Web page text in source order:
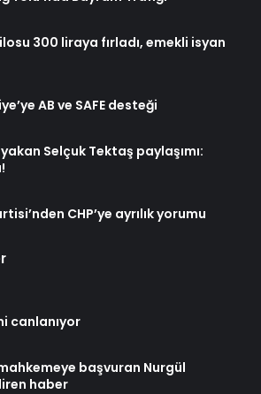
300 liraya fırladı, emekli isyan
AB ve SAFE desteği
Selçuk Tektaş paylaşımı:
CHP’ye ayrılık yorumu
canlanıyor
başvuran Nurgül
haber